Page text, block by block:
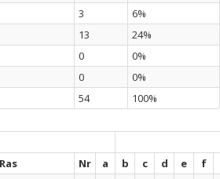
3
6%
13
24%
0
0%
0
0%
54 100%
Ras Nr a b c d e f